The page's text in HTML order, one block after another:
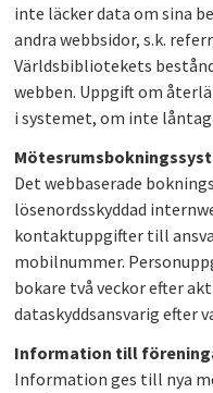
inte läcker data om sina
andra webbsidor, s.k.
Världsbibliotekets
webben. Uppgift om
i systemet, om inte
Det webbaserade
lösenordsskyddad
kontaktuppgifter till
mobilnummer.
bokare två veckor efter
dataskyddsansvarig efter
Information till
Information ges till nya